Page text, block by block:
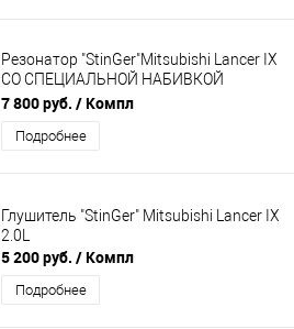
Резонатор "StinGer"Mitsubishi Lancer IX
СО СПЕЦИАЛЬНОЙ НАБИВКОЙ
нержавейка
7 800 руб. / Компл
Подробнее
Глушитель "StinGer" Mitsubishi Lancer IX
2.0L
5 200 руб. / Компл
Подробнее